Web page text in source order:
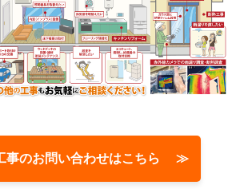
事のお問い合わせはこちら ≫